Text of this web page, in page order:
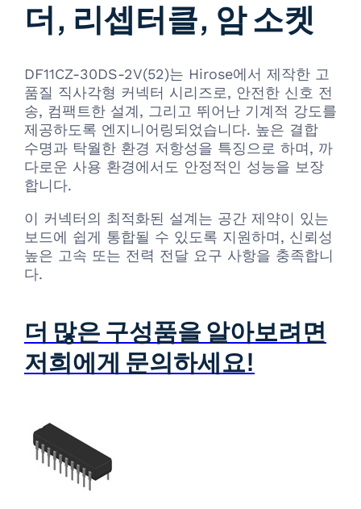
더, 리셉터클, 암 소켓
DF11CZ-30DS-2V(52)는 Hirose에서 제작한 고
품질 직사각형 커넥터 시리즈로, 안전한 신호 전
송, 컴팩트한 설계, 그리고 뛰어난 기계적 강도를
제공하도록 엔지니어링되었습니다. 높은 결합
수명과 탁월한 환경 저항성을 특징으로 하며, 까
다로운 사용 환경에서도 안정적인 성능을 보장
합니다.
이 커넥터의 최적화된 설계는 공간 제약이 있는
보드에 쉽게 통합될 수 있도록 지원하며, 신뢰성
높은 고속 또는 전력 전달 요구 사항을 충족합니
다.
더 많은 구성품을 알아보려면
저희에게 문의하세요!